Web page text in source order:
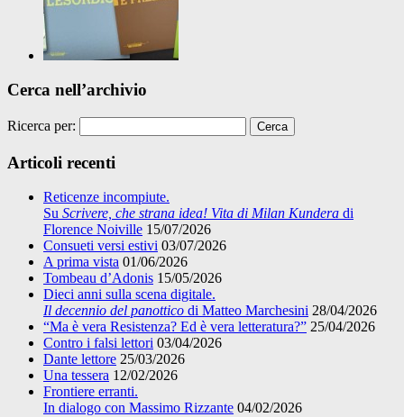
Cerca nell’archivio
Ricerca per:
Articoli recenti
Reticenze incompiute.
Su Scrivere, che strana idea! Vita di Milan Kundera di
Florence Noiville 15/07/2026
Consueti versi estivi 03/07/2026
A prima vista 01/06/2026
Tombeau d’Adonis 15/05/2026
Dieci anni sulla scena digitale.
Il decennio del panottico di Matteo Marchesini 28/04/2026
“Ma è vera Resistenza? Ed è vera letteratura?” 25/04/2026
Contro i falsi lettori 03/04/2026
Dante lettore 25/03/2026
Una tessera 12/02/2026
Frontiere erranti.
In dialogo con Massimo Rizzante 04/02/2026